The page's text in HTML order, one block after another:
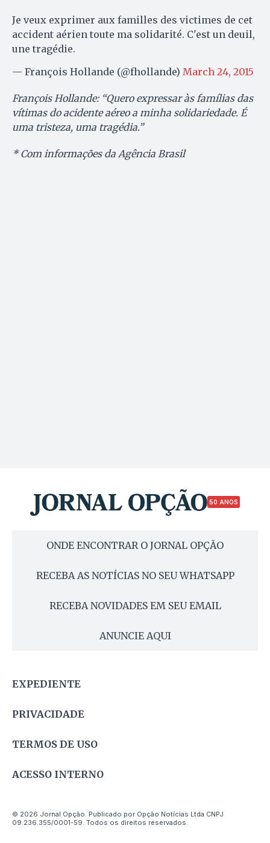
Je veux exprimer aux familles des victimes de cet
accident aérien toute ma solidarité. C'est un deuil,
une tragédie.
— François Hollande (@fhollande) March 24, 2015
François Hollande: “Quero expressar às famílias das
vítimas do acidente aéreo a minha solidariedade. É
uma tristeza, uma tragédia.”
* Com informações da Agência Brasil
50 ANOS
ONDE ENCONTRAR O JORNAL OPÇÃO
RECEBA AS NOTÍCIAS NO SEU WHATSAPP
RECEBA NOVIDADES EM SEU EMAIL
ANUNCIE AQUI
EXPEDIENTE
PRIVACIDADE
TERMOS DE USO
ACESSO INTERNO
© 2026 Jornal Opção. Publicado por Opção Notícias Ltda CNPJ
09.236.355/0001-59. Todos os direitos reservados.